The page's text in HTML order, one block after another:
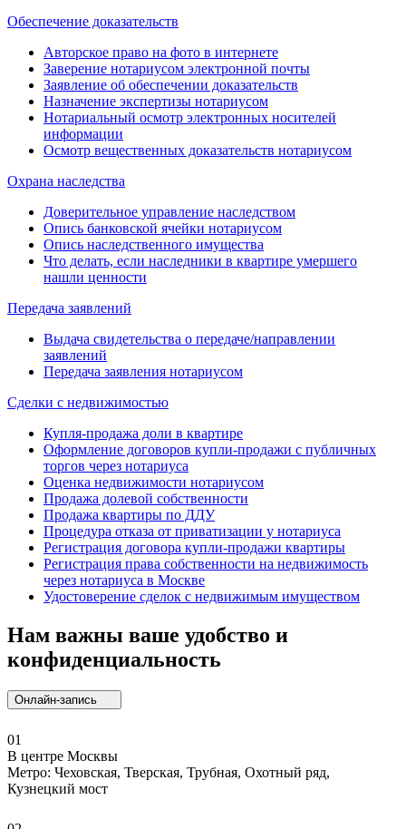
Обеспечение доказательств
Авторское право на фото в интернете
Заверение нотариусом электронной почты
Заявление об обеспечении доказательств
Назначение экспертизы нотариусом
Нотариальный осмотр электронных носителей
информации
Осмотр вещественных доказательств нотариусом
Охрана наследства
Доверительное управление наследством
Опись банковской ячейки нотариусом
Опись наследственного имущества
Что делать, если наследники в квартире умершего
нашли ценности
Передача заявлений
Выдача свидетельства о передаче/направлении
заявлений
Передача заявления нотариусом
Сделки с недвижимостью
Купля-продажа доли в квартире
Оформление договоров купли-продажи с публичных
торгов через нотариуса
Оценка недвижимости нотариусом
Продажа долевой собственности
Продажа квартиры по ДДУ
Процедура отказа от приватизации у нотариуса
Регистрация договора купли-продажи квартиры
Регистрация права собственности на недвижимость
через нотариуса в Москве
Удостоверение сделок с недвижимым имуществом
Нам важны ваше удобство и
конфиденциальность
Онлайн-запись
01
В центре Москвы
Метро: Чеховская, Тверская, Трубная, Охотный ряд,
Кузнецкий мост